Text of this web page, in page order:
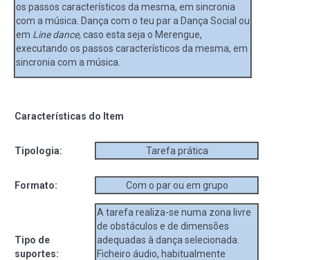
os passos característicos da mesma, em sincronia
com a música. Dança com o teu par a Dança Social ou
em Line dance,caso esta seja o Merengue,
executando os passos característicos da mesma, em
sincronia com a música.
Características do Item
Tipologia: Tarefa prática
Formato: Com o par ou em grupo
Tipo de
suportes:
A tarefa realiza-se numa zona livre
de obstáculos e de dimensões
adequadas à dança selecionada.
Ficheiro áudio, habitualmente